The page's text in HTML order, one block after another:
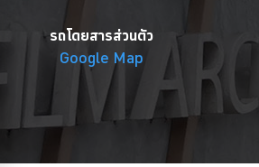
รถโดยสารส่วนตัว
Google Map